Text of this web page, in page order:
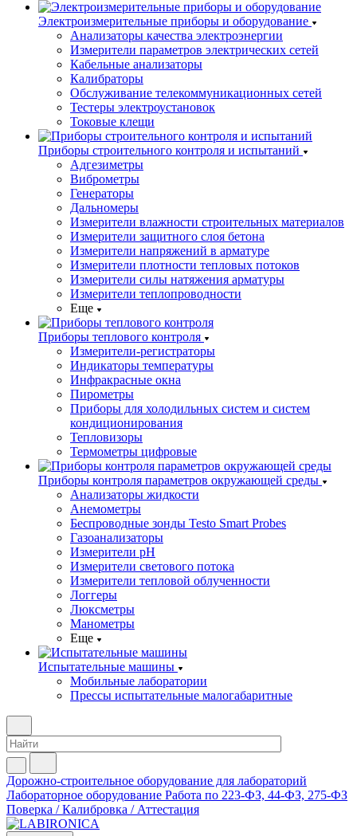
Электроизмерительные приборы и оборудование
Анализаторы качества электроэнергии
Измерители параметров электрических сетей
Кабельные анализаторы
Калибраторы
Обслуживание телекоммуникационных сетей
Тестеры электроустановок
Токовые клещи
Приборы строительного контроля и испытаний
Адгезиметры
Виброметры
Генераторы
Дальномеры
Измерители влажности строительных материалов
Измерители защитного слоя бетона
Измерители напряжений в арматуре
Измерители плотности тепловых потоков
Измерители силы натяжения арматуры
Измерители теплопроводности
Еще
Приборы теплового контроля
Измерители-регистраторы
Индикаторы температуры
Инфракрасные окна
Пирометры
Приборы для холодильных систем и систем
кондиционирования
Тепловизоры
Термометры цифровые
Приборы контроля параметров окружающей среды
Анализаторы жидкости
Анемометры
Беспроводные зонды Testo Smart Probes
Газоанализаторы
Измерители pH
Измерители светового потока
Измерители тепловой облученности
Логгеры
Люксметры
Манометры
Еще
Испытательные машины
Мобильные лаборатории
Прессы испытательные малогабаритные
Дорожно-строительное оборудование для лабораторий
Лабораторное оборудование Работа по 223-ФЗ, 44-ФЗ, 275-ФЗ
Поверка / Калибровка / Аттестация